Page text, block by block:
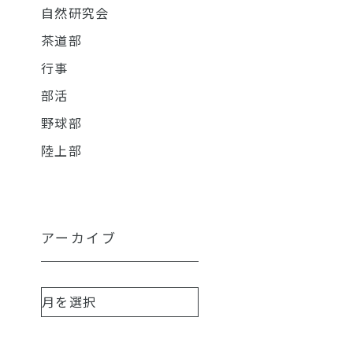
自然研究会
茶道部
行事
部活
野球部
陸上部
アーカイブ